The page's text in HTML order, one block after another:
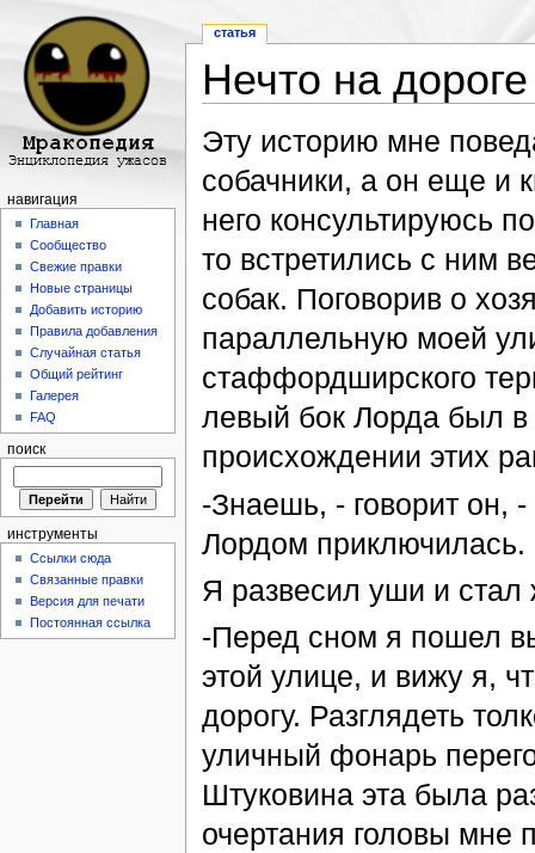
Нечто на дороге
Эту историю мне
собачники, а он еще и
него консультируюсь
то встретились с ним
собак. Поговорив о
параллельную моей
стаффордширского
левый бок Лорда был в
происхождении этих
-Знаешь, - говорит он,
Лордом приключилась.
Я развесил уши и
-Перед сном я пошел
этой улице, и вижу я,
дорогу. Разглядеть
уличный фонарь
Штуковина эта была
очертания головы мне
статья
навигация
Главная
Сообщество
Свежие правки
Новые страницы
Добавить историю
Правила добавления
Случайная статья
Общий рейтинг
Галерея
FAQ
поиск
инструменты
Ссылки сюда
Связанные правки
Версия для печати
Постоянная ссылка